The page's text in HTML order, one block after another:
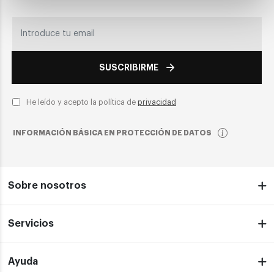
SUSCRIBIRME
He leído y acepto la política de privacidad
INFORMACIÓN BÁSICA EN PROTECCIÓN DE DATOS
Sobre nosotros
Servicios
Ayuda